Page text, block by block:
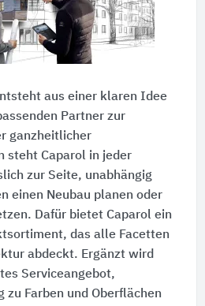
aus einer klaren Idee
Partner zur
ganzheitlicher
steht Caparol in jeder
zur Seite, unabhängig
einen Neubau planen oder
Dafür bietet Caparol ein
das alle Facetten
abdeckt. Ergänzt wird
Serviceangebot,
zu Farben und Oberflächen